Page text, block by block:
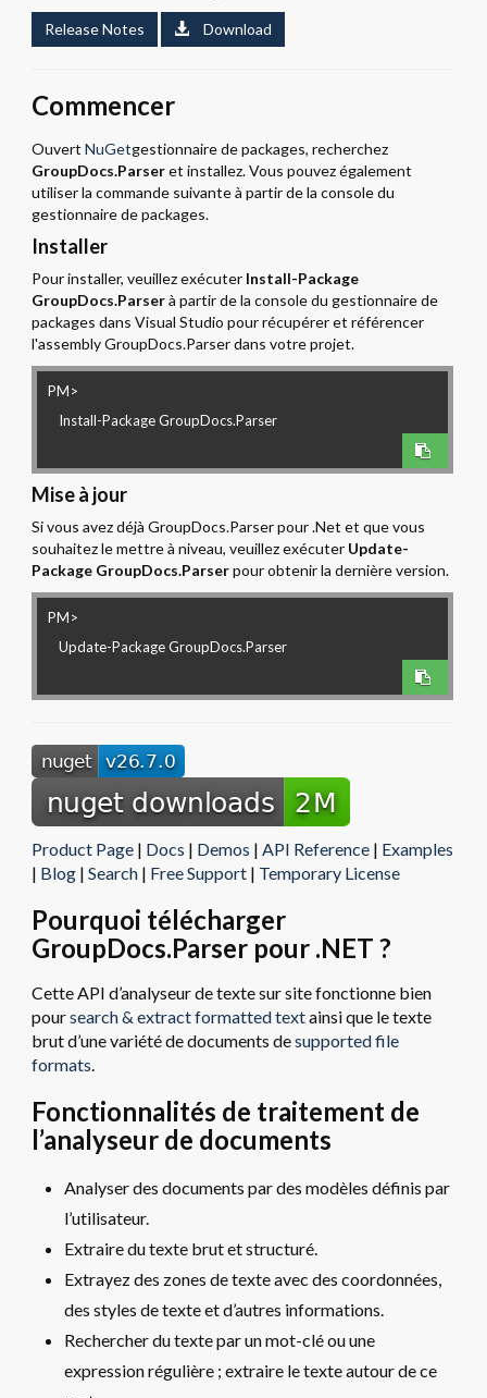
Release Notes Download
Commencer
Ouvert NuGetgestionnaire de packages, recherchez
GroupDocs.Parseret installez. Vous pouvez également
utiliser la commande suivante à partir de la console du
gestionnaire de packages.
Installer
Pour installer, veuillez exécuter Install-Package
GroupDocs.Parserà partir de la console du gestionnaire de
packages dans Visual Studio pour récupérer et référencer
l'assembly GroupDocs.Parser dans votre projet.
PM>
Mise à jour
Si vous avez déjà GroupDocs.Parser pour .Net et que vous
souhaitez le mettre à niveau, veuillez exécuter Update-
Package GroupDocs.Parserpour obtenir la dernière version.
PM>
Product Page | Docs | Demos | API Reference | Examples
| Blog | Search | Free Support | Temporary License
Pourquoi télécharger
GroupDocs.Parser pour .NET ?
Cette API d’analyseur de texte sur site fonctionne bien
poursearch & extract formatted textainsi que le texte
brut d’une variété de documents desupported file
formats
Fonctionnalités de traitement de
l’analyseur de documents
Analyser des documents par des modèles définis par
l’utilisateur.
Extraire du texte brut et structuré.
Extrayez des zones de texte avec des coordonnées,
des styles de texte et d’autres informations.
Rechercher du texte par un mot-clé ou une
expression régulière ; extraire le texte autour de ce